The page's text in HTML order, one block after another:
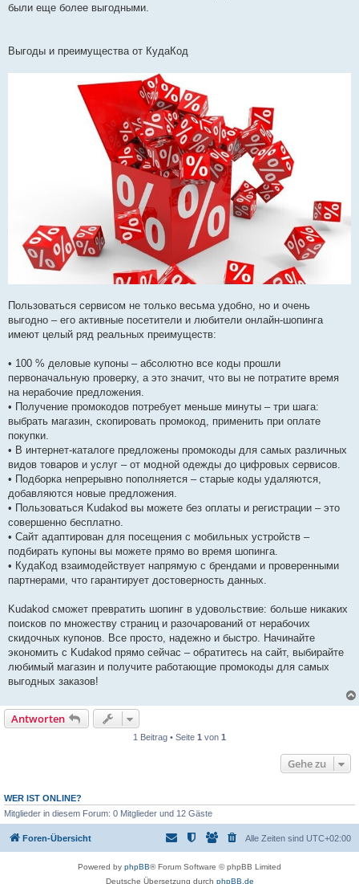
были еще более выгодными.
Выгоды и преимущества от КудаКод
Пользоваться сервисом не только весьма удобно, но и очень
выгодно – его активные посетители и любители онлайн-шопинга
имеют целый ряд реальных преимуществ:
• 100 % деловые купоны – абсолютно все коды прошли
первоначальную проверку, а это значит, что вы не потратите время
на нерабочие предложения.
• Получение промокодов потребует меньше минуты – три шага:
выбрать магазин, скопировать промокод, применить при оплате
покупки.
• В интернет-каталоге предложены промокоды для самых различных
видов товаров и услуг – от модной одежды до цифровых сервисов.
• Подборка непрерывно пополняется – старые коды удаляются,
добавляются новые предложения.
• Пользоваться Kudakod вы можете без оплаты и регистрации – это
совершенно бесплатно.
• Сайт адаптирован для посещения с мобильных устройств –
подбирать купоны вы можете прямо во время шопинга.
• КудаКод взаимодействует напрямую с брендами и проверенными
партнерами, что гарантирует достоверность данных.
Kudakod сможет превратить шопинг в удовольствие: больше никаких
поисков по множеству страниц и разочарований от нерабочих
скидочных купонов. Все просто, надежно и быстро. Начинайте
экономить с Kudakod прямо сейчас – обратитесь на сайт, выбирайте
любимый магазин и получите работающие промокоды для самых
выгодных заказов!
Antworten
1 Beitrag • Seite 1 von 1
Gehe zu
WER IST ONLINE?
Mitglieder in diesem Forum: 0 Mitglieder und 12 Gäste
Foren-Übersicht Alle Zeiten sind UTC+02:00
Powered by phpBB® Forum Software © phpBB Limited
Deutsche Übersetzung durch phpBB.de